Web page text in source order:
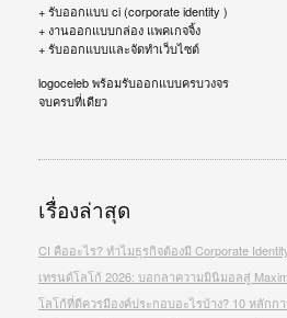
+ รับออกแบบ ci (corporate identity )
+ งานออกแบบกล่อง แพคเกจจิ้ง
+ รับออกแบบและจัดทำเว็บไซต์
logoceleb พร้อมรับออกแบบครบวงจร
จบครบที่เดียว
เรื่องล่าสุด
CI คืออะไร? ทำไมธุรกิจต้องมี Corporate
เทรนด์โลโก้ 2026: บอกลาความมินิมอลสู่
โลโก้ที่ดีควรมีองค์ประกอบอะไรบ้าง? 10 หลักก